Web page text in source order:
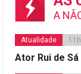
A
Atualidade
Ator Rui de